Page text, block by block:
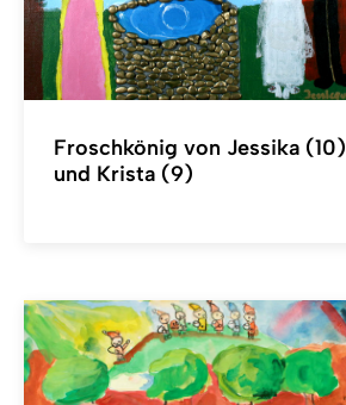
Froschkönig von Jessika (10)
und Krista (9)